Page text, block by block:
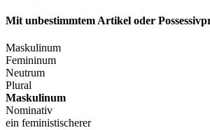
Mit unbestimmtem Artikel oder
Maskulinum
Femininum
Neutrum
Plural
Maskulinum
Nominativ
ein feministischerer